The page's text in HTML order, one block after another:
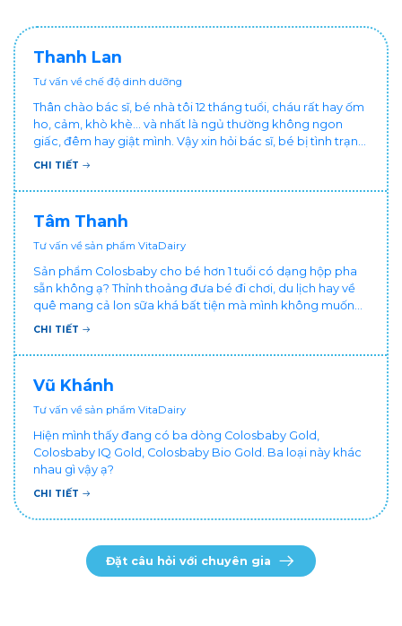
Thanh Lan
Tư vấn về chế độ dinh dưỡng
Thân chào bác sĩ, bé nhà tôi 12 tháng tuổi, cháu rất hay ốm
ho, cảm, khò khè... và nhất là ngủ thường không ngon
giấc, đêm hay giật mình. Vậy xin hỏi bác sĩ, bé bị tình trạng
vậy nên làm sao để con khỏe mạnh và ngủ ngon giấc hơn
chăm cháu hay ốm ạ?. Cảm ơn bác sĩ.
CHI TIẾT
Tâm Thanh
Tư vấn về sản phẩm VitaDairy
Sản phẩm Colosbaby cho bé hơn 1 tuổi có dạng hộp pha
sẵn không ạ? Thỉnh thoảng đưa bé đi chơi, du lịch hay về
quê mang cả lon sữa khá bất tiện mà mình không muốn
đổi cho bé dùng sữa tươi hộp khác sợ bé nạ sữa ảnh
CHI TIẾT
Vũ Khánh
Tư vấn về sản phẩm VitaDairy
Hiện mình thấy đang có ba dòng Colosbaby Gold,
Colosbaby IQ Gold, Colosbaby Bio Gold. Ba loại này khác
nhau gì vậy ạ?
CHI TIẾT
Đặt câu hỏi với chuyên gia